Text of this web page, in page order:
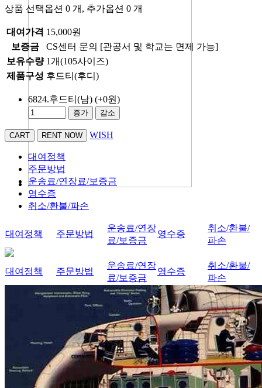
상품 선택옵션 0 개, 추가옵션 0 개
대여가격 15,000원
보증금
CS센터 문의 [관공서 및 학교는 면제 가능]
보유수량 1개(105사이즈)
제품구성 후드티(후디)
6824.후드티(남) (+0원)
증가 감소
WISH
대여정책
주문방법
운송료/연장료/보증금
영수증
취소/환불/파손
대여정책 주문방법
운송료/연장
료/보증금
영수증
취소/환불/
파손
대여정책 주문방법
운송료/연장
료/보증금
영수증
취소/환불/
파손